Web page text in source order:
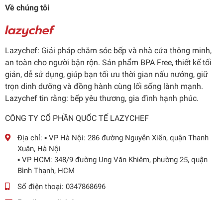
Về chúng tôi
Lazychef: Giải pháp chăm sóc bếp và nhà cửa thông minh,
an toàn cho người bận rộn. Sản phẩm BPA Free, thiết kế tối
giản, dễ sử dụng, giúp bạn tối ưu thời gian nấu nướng, giữ
trọn dinh dưỡng và đồng hành cùng lối sống lành mạnh.
Lazychef tin rằng: bếp yêu thương, gia đình hạnh phúc.
CÔNG TY CỔ PHẦN QUỐC TẾ LAZYCHEF
Địa chỉ: ▪️ VP Hà Nội: 286 đường Nguyễn Xiển, quận Thanh
Xuân, Hà Nội
▪️ VP HCM: 348/9 đường Ung Văn Khiêm, phường 25, quận
Bình Thạnh, HCM
Số điện thoại: 0347868696